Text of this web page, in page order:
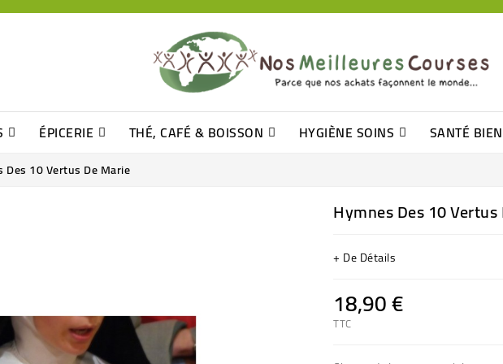
ÉPICERIE THÉ, CAFÉ & BOISSON HYGIÈNE SOINS SANTÉ
Des 10 Vertus De Marie
Hymnes Des 10
+ De Détails
18,90 €
TTC